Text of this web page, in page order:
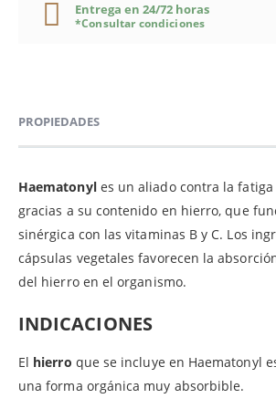
Entrega en 24/72 horas
*Consultar condiciones
PROPIEDADES
Haematonyles un aliado contra la fatiga
gracias a su contenido en hierro, que
sinérgica con las vitaminas B y C. Los
cápsulas vegetales favorecen la
del hierro en el organismo.
INDICACIONES
El hierro que se incluye en Haematonyl
una forma orgánica muy absorbible.